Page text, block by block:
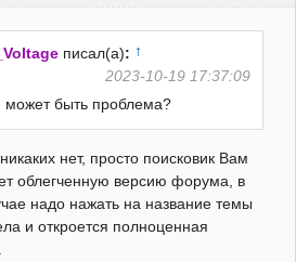
писал(а): ↑
2023-10-19 17:37:09
может быть проблема?
нет, просто поисковик Вам
облегченную версию форума, в
надо нажать на название темы
и откроется полноценная